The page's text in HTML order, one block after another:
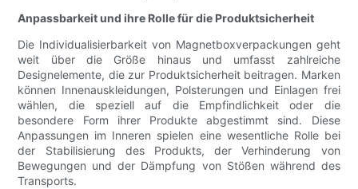
Anpassbarkeit und ihre Rolle für die Produktsicherheit
Die Individualisierbarkeit von Magnetboxverpackungen geht
weit über die Größe hinaus und umfasst zahlreiche
Designelemente, die zur Produktsicherheit beitragen. Marken
können Innenauskleidungen, Polsterungen und Einlagen frei
wählen, die speziell auf die Empfindlichkeit oder die
besondere Form ihrer Produkte abgestimmt sind. Diese
Anpassungen im Inneren spielen eine wesentliche Rolle bei
der Stabilisierung des Produkts, der Verhinderung von
Bewegungen und der Dämpfung von Stößen während des
Transports.